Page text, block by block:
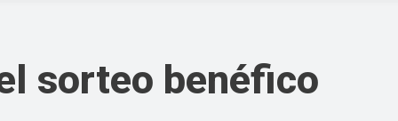
sorteo benéfico